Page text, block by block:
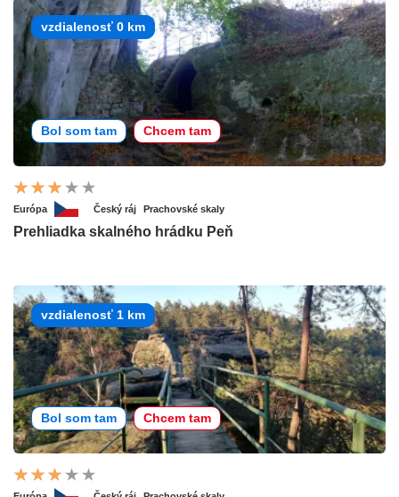
vzdialenosť 0 km
Bol som tam Chcem tam
Európa Český ráj Prachovské skaly
Prehliadka skalného hrádku Peň
vzdialenosť 1 km
Bol som tam Chcem tam